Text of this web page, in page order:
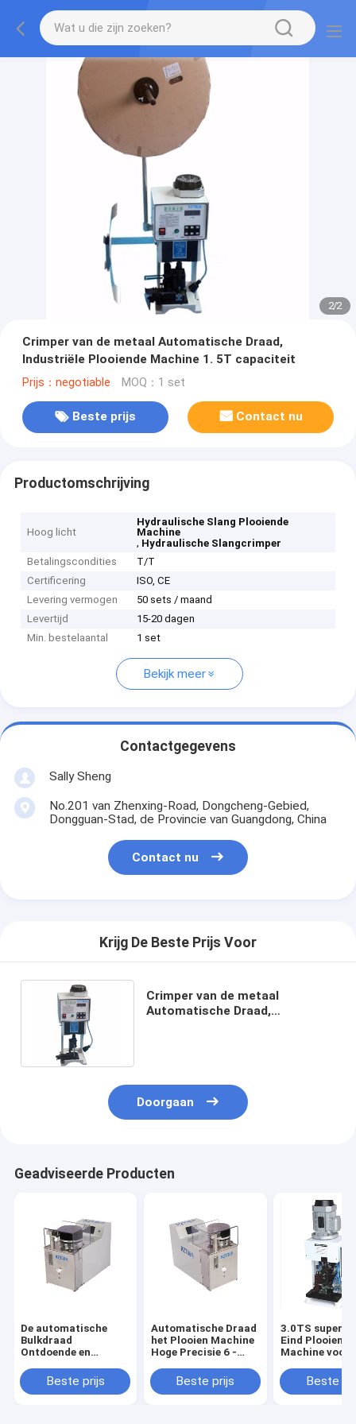
2/2
Crimper van de metaal Automatische Draad,
Industriële Plooiende Machine 1. 5T capaciteit
Prijs：negotiable MOQ：1 set
Beste prijs Contact nu
Productomschrijving
Hoog licht
Hydraulische Slang Plooiende
Machine
, Hydraulische Slangcrimper
Betalingscondities
T/T
Certificering
ISO, CE
Levering vermogen
50 sets / maand
Levertijd
15-20 dagen
Min. bestelaantal
1 set
Bekijk meer
Contactgegevens
Sally Sheng
No.201 van Zhenxing-Road, Dongcheng-Gebied,
Dongguan-Stad, de Provincie van Guangdong, China
Contact nu
Krijg De Beste Prijs Voor
Crimper van de metaal
Automatische Draad,
Doorgaan
Geadviseerde Producten
De automatische
Bulkdraad
Ontdoende en
550 van de Buis pre-
Isolatie * van 350 *
Beste prijs
Automatische Draad
het Plooien Machine
Hoge Precisie 6 -
Beste prijs
3.0TS super
Eind Plooiende
Machine voor
Beste